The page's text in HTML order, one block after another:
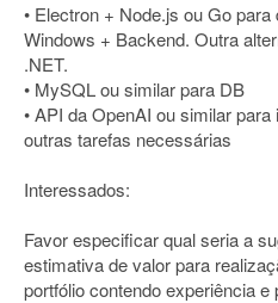
• Electron + Node.js ou Go
Windows + Backend. Outra
.NET.
• MySQL ou similar para DB
• API da OpenAI ou similar
outras tarefas necessárias
Interessados:
Favor especificar qual seria a
estimativa de valor para
portfólio contendo experiência e